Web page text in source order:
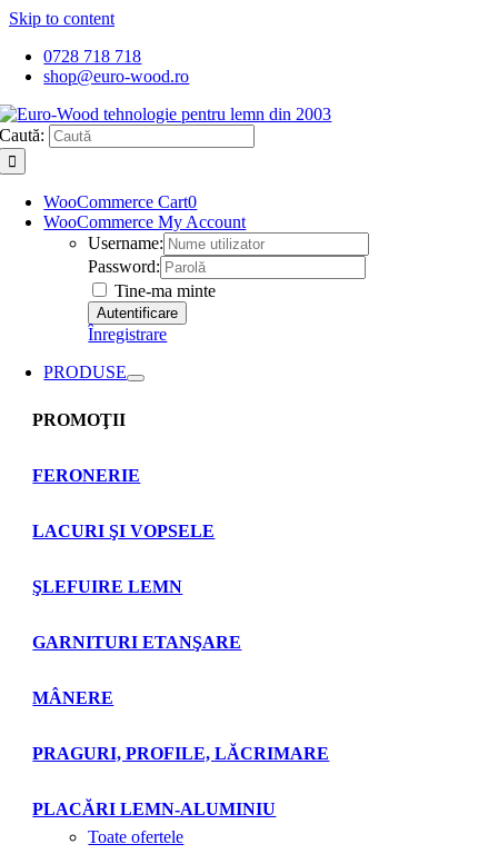
Skip to content
0728 718 718
shop@euro-wood.ro
Caută:
WooCommerce Cart0
WooCommerce My Account
Username:
Password:
Tine-ma minte
Înregistrare
PRODUSE
PROMOŢII
FERONERIE
LACURI ŞI VOPSELE
ŞLEFUIRE LEMN
GARNITURI ETANŞARE
MÂNERE
PRAGURI, PROFILE, LĂCRIMARE
PLACĂRI LEMN-ALUMINIU
Toate ofertele